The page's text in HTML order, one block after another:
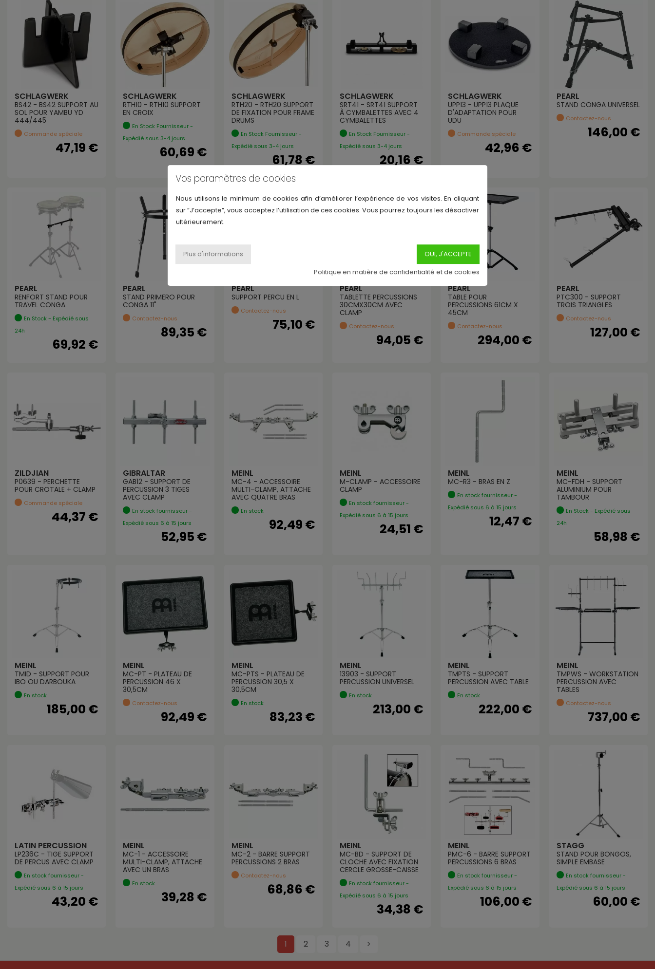
SCHLAGWERK
BS42 - BS42 SUPPORT AU
SOL POUR YAMBU YD
444/445
Commande spéciale
47,19 €
SCHLAGWERK
RTH10 - RTH10 SUPPORT
EN CROIX
En Stock Fournisseur -
Expédié sous 3-4 jours
60,69 €
SCHLAGWERK
RTH20 - RTH20 SUPPORT
DE FIXATION POUR FRAME
DRUMS
En Stock Fournisseur -
Expédié sous 3-4 jours
61,78 €
SCHLAGWERK
SRT41 - SRT41 SUPPORT
À CYMBALETTES AVEC 4
CYMBALETTES
En Stock Fournisseur -
Expédié sous 3-4 jours
20,16 €
SCHLAGWERK
UPP13 - UPP13 PLAQUE
D'ADAPTATION POUR
UDU
Commande spéciale
42,96 €
PEARL
STAND CONGA UNIVERSEL
Contactez-nous
146,00 €
PEARL
RENFORT STAND POUR
TRAVEL CONGA
En Stock - Expédié sous
24h
69,92 €
PEARL
STAND PRIMERO POUR
CONGA 11"
Contactez-nous
89,35 €
PEARL
SUPPORT PERCU EN L
Contactez-nous
75,10 €
PEARL
TABLETTE PERCUSSIONS
30CMX30CM AVEC
CLAMP
Contactez-nous
94,05 €
PEARL
TABLE POUR
PERCUSSIONS 61CM X
45CM
Contactez-nous
294,00 €
PEARL
PTC300 - SUPPORT
TROIS TRIANGLES
Contactez-nous
127,00 €
ZILDJIAN
P0639 - PERCHETTE
POUR CROTALE + CLAMP
Commande spéciale
44,37 €
GIBRALTAR
GAB12 - SUPPORT DE
PERCUSSION 3 TIGES
AVEC CLAMP
En stock fournisseur -
Expédié sous 6 à 15 jours
52,95 €
MEINL
MC-4 - ACCESSOIRE
MULTI-CLAMP, ATTACHE
AVEC QUATRE BRAS
En stock
92,49 €
MEINL
M-CLAMP - ACCESSOIRE
CLAMP
En stock fournisseur -
Expédié sous 6 à 15 jours
24,51 €
MEINL
MC-R3 - BRAS EN Z
En stock fournisseur -
Expédié sous 6 à 15 jours
12,47 €
MEINL
MC-FDH - SUPPORT
ALUMINIUM POUR
TAMBOUR
En Stock - Expédié sous
24h
58,98 €
MEINL
TMID - SUPPORT POUR
IBO OU DARBOUKA
En stock
185,00 €
MEINL
MC-PT - PLATEAU DE
PERCUSSION 46 X
30,5CM
Contactez-nous
92,49 €
MEINL
MC-PTS - PLATEAU DE
PERCUSSION 30,5 X
30,5CM
En stock
83,23 €
MEINL
13903 - SUPPORT
PERCUSSION UNIVERSEL
En stock
213,00 €
MEINL
TMPTS - SUPPORT
PERCUSSION AVEC TABLE
En stock
222,00 €
MEINL
TMPWS - WORKSTATION
PERCUSSION AVEC
TABLES
Contactez-nous
737,00 €
LATIN PERCUSSION
LP236C - TIGE SUPPORT
DE PERCUS AVEC CLAMP
En stock fournisseur -
Expédié sous 6 à 15 jours
43,20 €
MEINL
MC-1 - ACCESSOIRE
MULTI-CLAMP, ATTACHE
AVEC UN BRAS
En stock
39,28 €
MEINL
MC-2 - BARRE SUPPORT
PERCUSSIONS 2 BRAS
Contactez-nous
68,86 €
MEINL
MC-BD - SUPPORT DE
CLOCHE AVEC FIXATION
CERCLE GROSSE-CAISSE
En stock fournisseur -
Expédié sous 6 à 15 jours
34,38 €
MEINL
PMC-6 - BARRE SUPPORT
PERCUSSIONS 6 BRAS
En stock fournisseur -
Expédié sous 6 à 15 jours
106,00 €
STAGG
STAND POUR BONGOS,
SIMPLE EMBASE
En stock fournisseur -
Expédié sous 6 à 15 jours
60,00 €
1 2 3 4
Vos paramètres de cookies
Nous utilisons le minimum de cookies afin d’améliorer l’expérience de vos visites. En cliquant
sur ”J’accepte”, vous acceptez l’utilisation de ces cookies. Vous pourrez toujours les désactiver
ultérieurement.
Politique en matière de confidentialité et de cookies